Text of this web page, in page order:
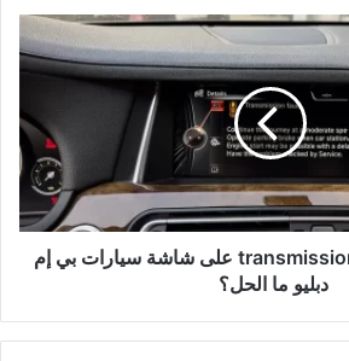
ظهور رسالة transmission fault على شاشة سيارات بي إم
دبليو ما الحل؟